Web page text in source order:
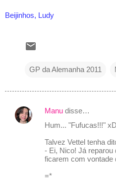
Beijinhos, Ludy
GP da Alemanha 2011
C
Manu disse…
Hum... "Fufucas!!!" xD
Talvez Vettel tenha
- Ei, Nico! Já
ficarem com vontade
=*